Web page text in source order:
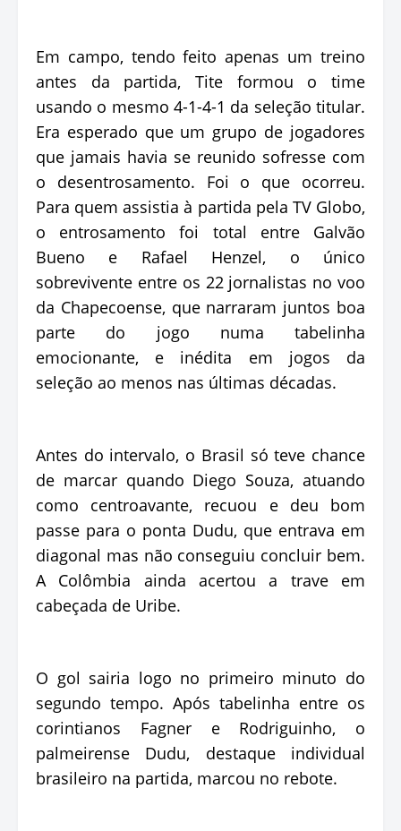
Em campo, tendo feito apenas um treino
antes da partida, Tite formou o time
usando o mesmo 4-1-4-1 da seleção titular.
Era esperado que um grupo de jogadores
que jamais havia se reunido sofresse com
o desentrosamento. Foi o que ocorreu.
Para quem assistia à partida pela TV Globo,
o entrosamento foi total entre Galvão
Bueno e Rafael Henzel, o único
sobrevivente entre os 22 jornalistas no voo
da Chapecoense, que narraram juntos boa
parte do jogo numa tabelinha
emocionante, e inédita em jogos da
seleção ao menos nas últimas décadas.
Antes do intervalo, o Brasil só teve chance
de marcar quando Diego Souza, atuando
como centroavante, recuou e deu bom
passe para o ponta Dudu, que entrava em
diagonal mas não conseguiu concluir bem.
A Colômbia ainda acertou a trave em
cabeçada de Uribe.
O gol sairia logo no primeiro minuto do
segundo tempo. Após tabelinha entre os
corintianos Fagner e Rodriguinho, o
palmeirense Dudu, destaque individual
brasileiro na partida, marcou no rebote.